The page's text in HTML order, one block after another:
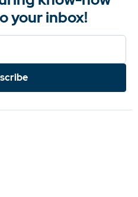
your inbox!